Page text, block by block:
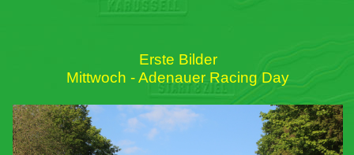
Erste Bilder
Mittwoch - Adenauer Racing Day